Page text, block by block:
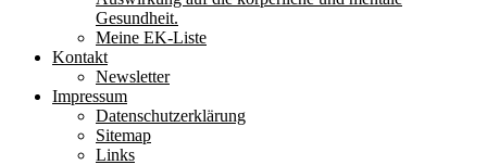
Gesundheit.
Meine EK-Liste
Kontakt
Newsletter
Impressum
Datenschutzerklärung
Sitemap
Links